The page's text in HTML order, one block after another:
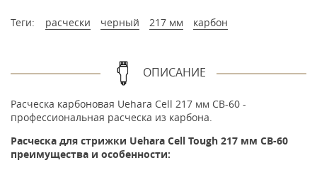
Теги: расчески черный 217 мм карбон
ОПИСАНИЕ
Расческа карбоновая Uehara Cell 217 мм CB-60 -
профессиональная расческа из карбона.
Расческа для стрижки Uehara Cell Tough 217 мм CB-60
преимущества и особенности: